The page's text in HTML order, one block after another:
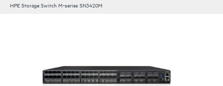
HPE Storage Switch M-series SN3420M